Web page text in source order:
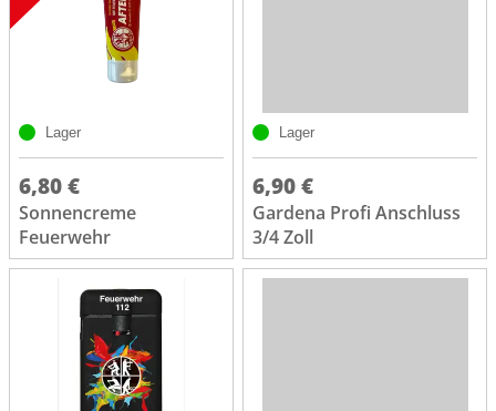
Lager
6,80 €
Sonnencreme
Feuerwehr
Lager
6,90 €
Gardena Profi Anschluss
3/4 Zoll